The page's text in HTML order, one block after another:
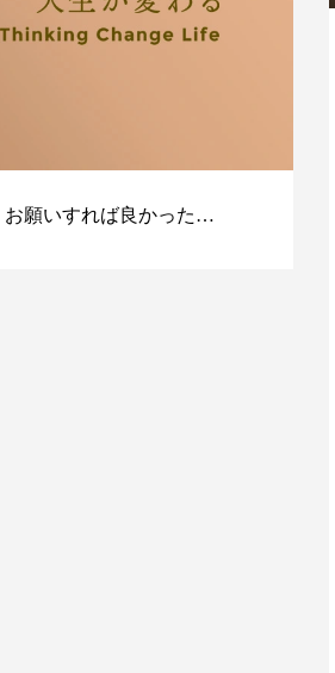
お願いすれば良かった…